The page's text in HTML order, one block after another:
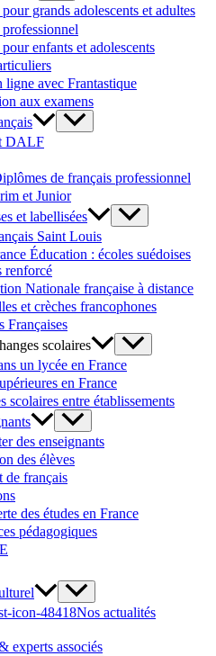
grands adolescents et adultes
enfants et adolescents
ligne avec Frantastique
aux examens
DALF
de français professionnel
et Junior
et labellisées
Saint Louis
Éducation : écoles suédoises
renforcé
Nationale française à distance
et crèches francophones
Françaises
scolaires
un lycée en France
en France
scolaires entre établissements
des enseignants
des élèves
de français
des études en France
pédagogiques
Nos actualités
experts associés